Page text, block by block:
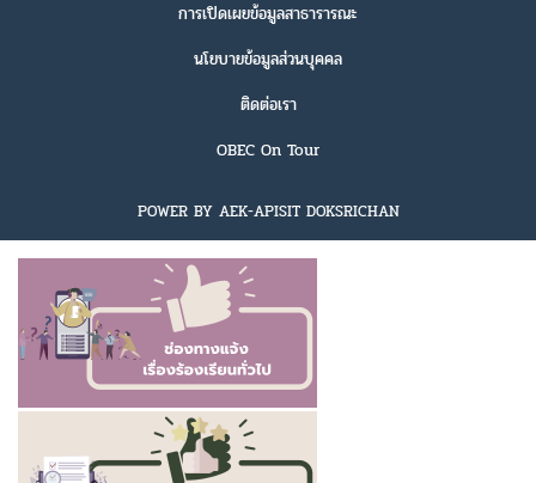
การเปิดเผยข้อมูลสาธารารณะ
นโยบายข้อมูลส่วนบุคคล
ติดต่อเรา
OBEC On Tour
POWER BY AEK-APISIT DOKSRICHAN